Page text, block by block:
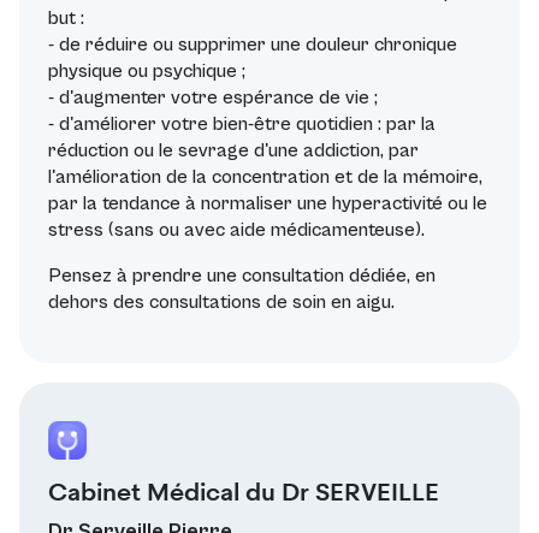
but :
- de réduire ou supprimer une douleur chronique
physique ou psychique ;
- d'augmenter votre espérance de vie ;
- d'améliorer votre bien-être quotidien : par la
réduction ou le sevrage d'une addiction, par
l'amélioration de la concentration et de la mémoire,
par la tendance à normaliser une hyperactivité ou le
stress (sans ou avec aide médicamenteuse).
Pensez à prendre une consultation dédiée, en
dehors des consultations de soin en aigu.
Cabinet Médical du Dr SERVEILLE